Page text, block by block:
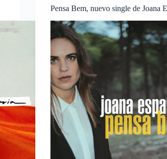
Pensa Bem, nuevo single de Joana